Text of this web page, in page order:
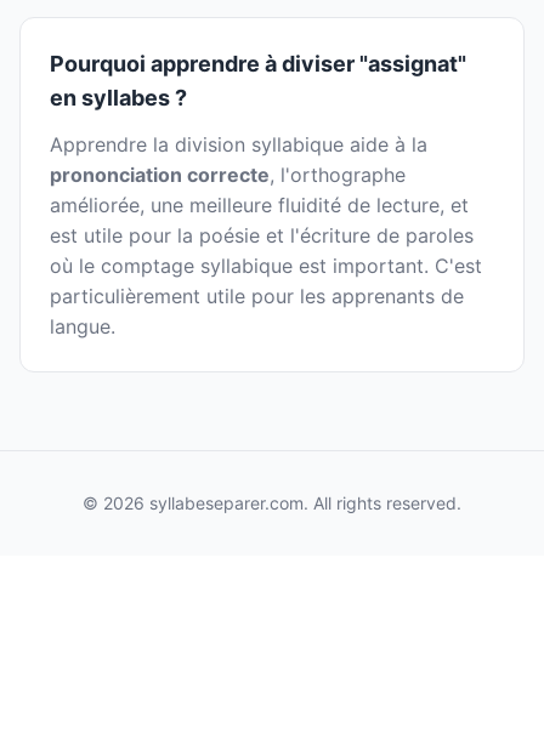
Pourquoi apprendre à diviser "assignat"
en syllabes ?
Apprendre la division syllabique aide à la
prononciation correcte, l'orthographe
améliorée, une meilleure fluidité de lecture, et
est utile pour la poésie et l'écriture de paroles
où le comptage syllabique est important. C'est
particulièrement utile pour les apprenants de
langue.
© 2026 syllabeseparer.com. All rights reserved.